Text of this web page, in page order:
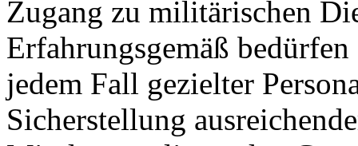
Zugang zu militärischen
Erfahrungsgemäß
jedem Fall gezielter
Sicherstellung